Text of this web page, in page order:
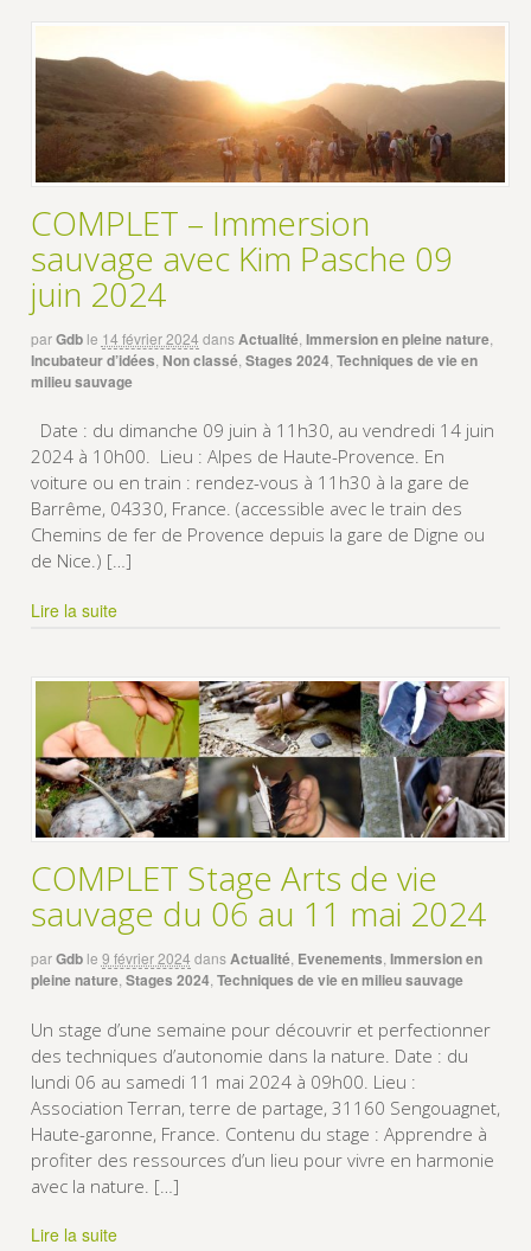
COMPLET – Immersion
sauvage avec Kim Pasche 09
juin 2024
parGdb le 14 février 2024 dansActualité, Immersion en pleine nature,
Incubateur d’idées Non classé, Stages 2024, Techniques de vie en
milieu sauvage
Date : du dimanche 09 juin à 11h30, au vendredi 14 juin
2024 à 10h00. Lieu : Alpes de Haute-Provence. En
voiture ou en train : rendez-vous à 11h30 à la gare de
Barrême, 04330, France. (accessible avec le train des
Chemins de fer de Provence depuis la gare de Digne ou
de Nice.) […]
Lire la suite
COMPLET Stage Arts de vie
sauvage du 06 au 11 mai 2024
parGdb le 9 février 2024 dansActualité, Evenements Immersion en
pleine nature, Stages 2024, Techniques de vie en milieu sauvage
Un stage d’une semaine pour découvrir et perfectionner
des techniques d’autonomie dans la nature. Date : du
lundi 06 au samedi 11 mai 2024 à 09h00. Lieu :
Association Terran, terre de partage, 31160 Sengouagnet,
Haute-garonne, France. Contenu du stage : Apprendre à
profiter des ressources d’un lieu pour vivre en harmonie
avec la nature. […]
Lire la suite